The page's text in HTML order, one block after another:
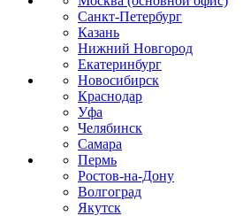
Санкт-Петербург
Казань
Нижний Новгород
Екатеринбург
Новосибирск
Краснодар
Уфа
Челябинск
Самара
Пермь
Ростов-на-Дону
Волгоград
Якутск